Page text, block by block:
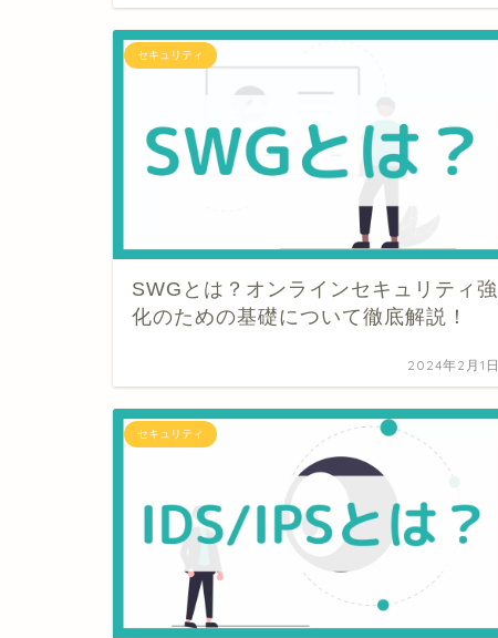
セキュリティ
SWGとは？オンラインセキュリティ強
化のための基礎について徹底解説！
2024年2月1日
セキュリティ